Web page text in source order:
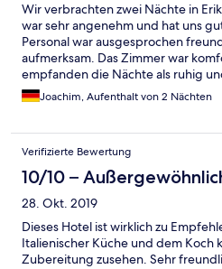
Wir verbrachten zwei Nächte in
war sehr angenehm und hat uns
Personal war ausgesprochen
aufmerksam. Das Zimmer war
empfanden die Nächte als ruhig
Frühstücksbuffet liess keine
Joachim, Aufenthalt von 2 Nächten
Verifizierte Bewertung
10/10 –
28. Okt. 2019
Dieses Hotel ist wirklich zu
Italienischer Küche und dem Koch
Zubereitung zusehen. Sehr